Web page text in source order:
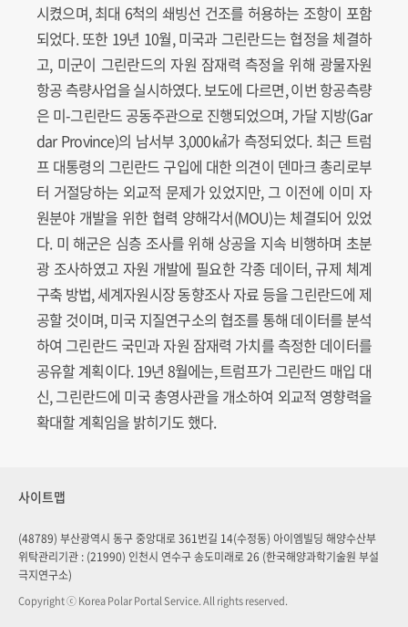
시켰으며, 최대 6척의 쇄빙선 건조를 허용하는 조항이 포함
되었다. 또한 19년 10월, 미국과 그린란드는 협정을 체결하
고, 미군이 그린란드의 자원 잠재력 측정을 위해 광물자원
항공 측량사업을 실시하였다. 보도에 다르면, 이번 항공측량
은 미-그린란드 공동주관으로 진행되었으며, 가달 지방(Gar
dar Province)의 남서부 3,000㎢가 측정되었다. 최근 트럼
프 대통령의 그린란드 구입에 대한 의견이 덴마크 총리로부
터 거절당하는 외교적 문제가 있었지만, 그 이전에 이미 자
원분야 개발을 위한 협력 양해각서(MOU)는 체결되어 있었
다. 미 해군은 심층 조사를 위해 상공을 지속 비행하며 초분
광 조사하였고 자원 개발에 필요한 각종 데이터, 규제 체계
구축 방법, 세계자원시장 동향조사 자료 등을 그린란드에 제
공할 것이며, 미국 지질연구소의 협조를 통해 데이터를 분석
하여 그린란드 국민과 자원 잠재력 가치를 측정한 데이터를
공유할 계획이다. 19년 8월에는, 트럼프가 그린란드 매입 대
신, 그린란드에 미국 총영사관을 개소하여 외교적 영향력을
확대할 계획임을 밝히기도 했다.
사이트맵
(48789) 부산광역시 동구 중앙대로 361번길 14(수정동) 아이엠빌딩 해양수산부
위탁관리기관 : (21990) 인천시 연수구 송도미래로 26 (한국해양과학기술원 부설
극지연구소)
Copyright ⓒ Korea Polar Portal Service. All rights reserved.